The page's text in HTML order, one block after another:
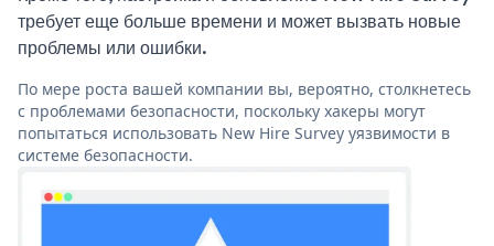
требует еще больше времени и может вызвать новые
проблемы или ошибки.
По мере роста вашей компании вы, вероятно, столкнетесь
с проблемами безопасности, поскольку хакеры могут
попытаться использовать New Hire Survey уязвимости в
системе безопасности.